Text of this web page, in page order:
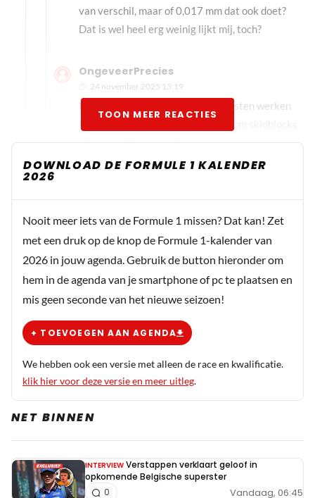
van verschil, maar of 0,017 mm dat ook doet?
Dat is wel heel erg weinig lijkt mij, toch?
OngeveerPrecies
24 november 2025 13:19
In een sport waarbij we in duizendsten werken
zijn het "slijtgedeelte". Ik ben wel benieuwd of
het tot aan het chassis volledig titanium is of dat
ander materiaal zit met een hogere
uitzettingscoefficient. Iets wat verder uitzet dan
titanium zelf zou doen. De plank is 10mm, mag
anders kunnen zijn. Geen idee of het zo werkt
overigens. Iemand hier info over? Of links naar
exploded views hoe de skidblock constructie er
in doorsnede precies uitziet?
bask kev
24 november 2025 16:40
@nick86 yup. Die hebben ze dus moeten
verwijderen. En hierdoor reden ze met minder
brandstof en te laag afgesteld....zegt genoeg
hoeveel die dingen hebben geholpen. @martin
Mortel: (stel als voorbeeld) dat 1mm = 10 a 20
TOON MEER REACTIES
DOWNLOAD DE FORMULE 1 KALENDER
2026
Nooit meer iets van de Formule 1 missen? Dat kan! Zet
met een druk op de knop de Formule 1-kalender van
2026 in jouw agenda. Gebruik de button hieronder om
hem in de agenda van je smartphone of pc te plaatsen en
mis geen seconde van het nieuwe seizoen!
+ TOEVOEGEN AAN AGENDA
We hebben ook een versie met alleen de race en kwalificatie.
klik hier voor deze versie en meer uitleg.
NET BINNEN
INTERVIEW Verstappen verklaart geloof in
opkomende Belgische superster
Vandaag, 06:45
0